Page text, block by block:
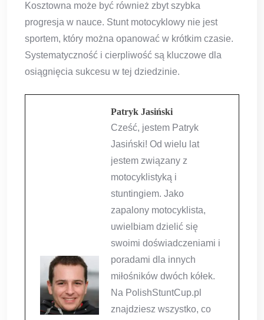
Kosztowna może być również zbyt szybka
progresja w nauce. Stunt motocyklowy nie jest
sportem, który można opanować w krótkim czasie.
Systematyczność i cierpliwość są kluczowe dla
osiągnięcia sukcesu w tej dziedzinie.
Patryk Jasiński
Cześć, jestem Patryk
Jasiński! Od wielu lat
jestem związany z
motocyklistyką i
stuntingiem. Jako
zapalony motocyklista,
uwielbiam dzielić się
swoimi doświadczeniami i
poradami dla innych
miłośników dwóch kółek.
Na PolishStuntCup.pl
znajdziesz wszystko, co